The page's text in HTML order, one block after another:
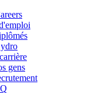
gens